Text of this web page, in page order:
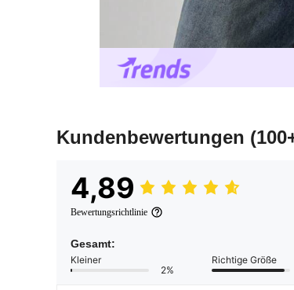
Kundenbewertungen
4,89
Bewertungsrichtlinie
Gesamt:
Kleiner
2%
Richtige Größe